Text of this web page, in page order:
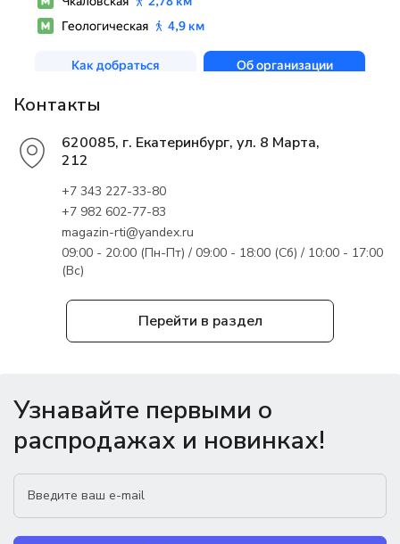
Перейти в раздел
Контакты
620085, г. Екатеринбург, ул. 8 Марта,
212
+7 343 227-33-80
+7 982 602-77-83
magazin-rti@yandex.ru
09:00 - 20:00 (Пн-Пт) / 09:00 - 18:00 (Сб) / 10:00 - 17:00
(Вс)
Узнавайте первыми о
распродажах и новинках!